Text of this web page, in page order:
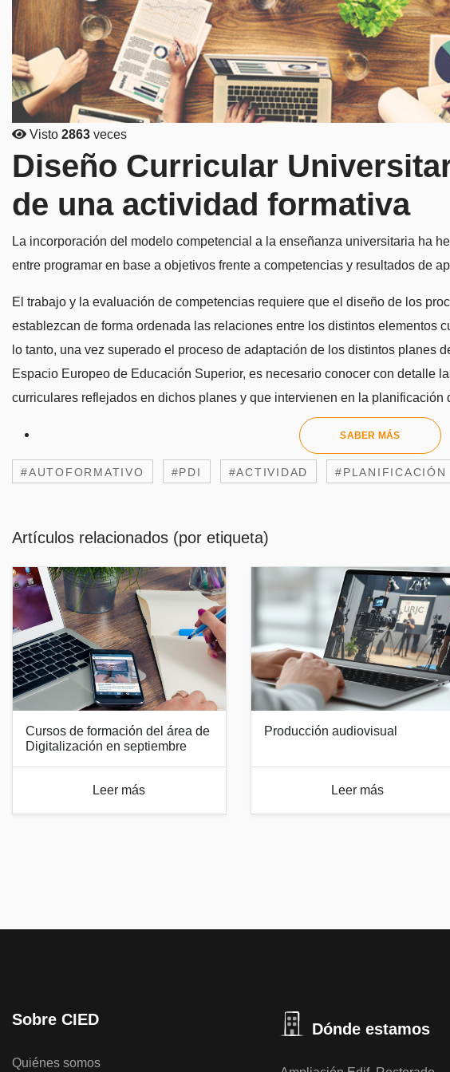
Visto 2863 veces
Diseño Curricular
de una actividad formativa
La incorporación del modelo competencial a la enseñanza universitaria ha
entre programar en base a objetivos frente a competencias y resultados de
El trabajo y la evaluación de competencias requiere que el diseño de los
establezcan de forma ordenada las relaciones entre los distintos elementos
lo tanto, una vez superado el proceso de adaptación de los distintos planes
Espacio Europeo de Educación Superior, es necesario conocer con detalle
curriculares reflejados en dichos planes y que intervienen en la
SABER MÁS
#AUTOFORMATIVO #PDI #ACTIVIDAD #PLANIFICACIÓN
Artículos relacionados (por etiqueta)
Cursos de formación del área de
Digitalización en septiembre
Leer más
Producción audiovisual
Leer más
Sobre CIED
Quiénes somos
Dónde estamos